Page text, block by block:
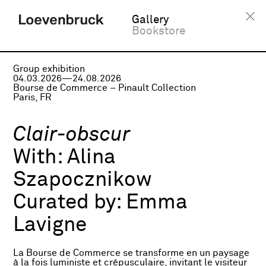
Gallery
Bookstore
Group exhibition
04.03.2026—24.08.2026
Bourse de Commerce – Pinault Collection
Paris, FR
Clair-obscur
With:Alina
Szapocznikow
Curated by: Emma
Lavigne
La Bourse de Commerce se transforme en un paysage
à la fois luministe et crépusculaire, invitant le visiteur